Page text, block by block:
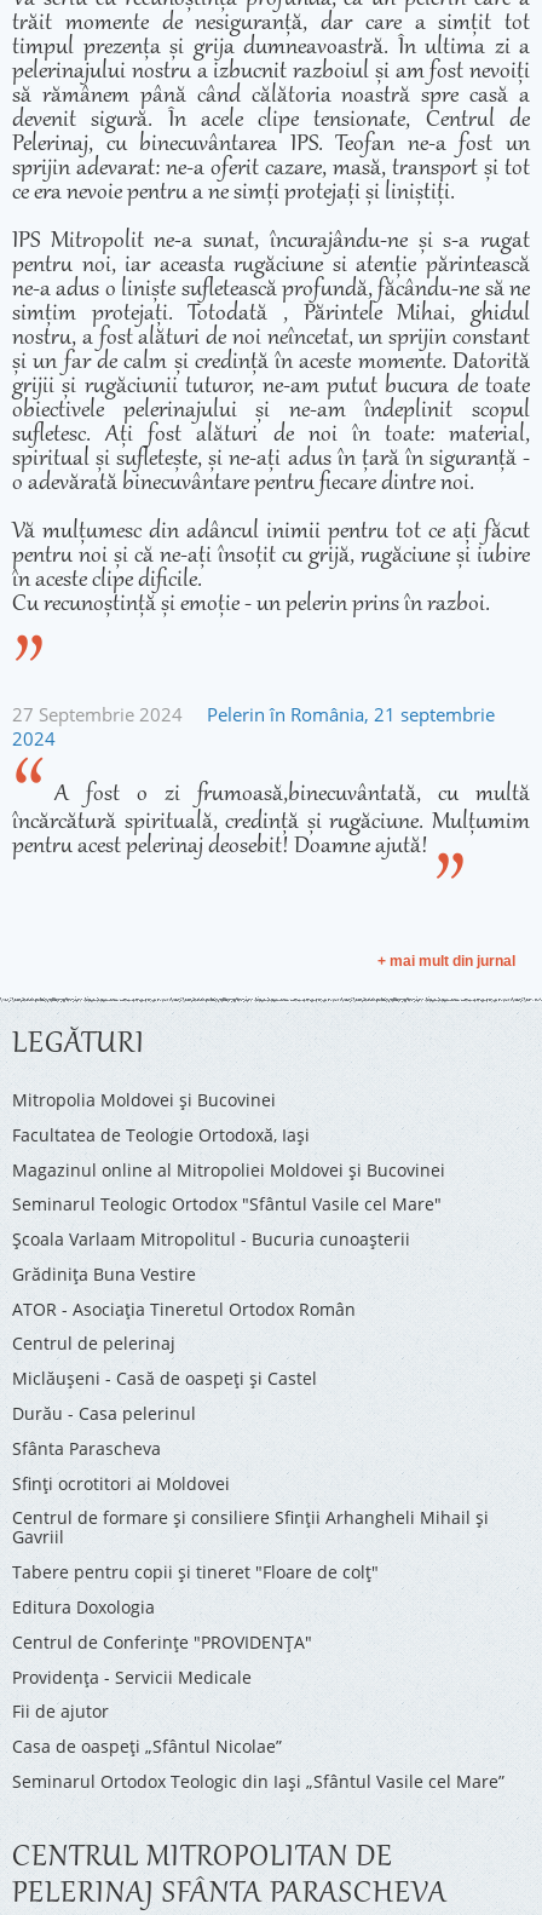
trăit momente de nesiguranță, dar care a simțit tot
timpul prezența și grija dumneavoastră. În ultima zi a
pelerinajului nostru a izbucnit razboiul și am fost nevoiți
să rămânem până când călătoria noastră spre casă a
devenit sigură. În acele clipe tensionate, Centrul de
Pelerinaj, cu binecuvântarea IPS. Teofan ne-a fost un
sprijin adevarat: ne-a oferit cazare, masă, transport și tot
ce era nevoie pentru a ne simți protejați și liniștiți.
IPS Mitropolit ne-a sunat, încurajându-ne și s-a rugat
pentru noi, iar aceasta rugăciune si atenție părintească
ne-a adus o liniște sufletească profundă, făcându-ne să ne
simțim protejați. Totodată , Părintele Mihai, ghidul
nostru, a fost alături de noi neîncetat, un sprijin constant
și un far de calm și credință în aceste momente. Datorită
grijii și rugăciunii tuturor, ne-am putut bucura de toate
obiectivele pelerinajului și ne-am îndeplinit scopul
sufletesc. Ați fost alături de noi în toate: material,
spiritual și sufletește, și ne-ați adus în țară în siguranță -
o adevărată binecuvântare pentru fiecare dintre noi.
Vă mulțumesc din adâncul inimii pentru tot ce ați făcut
pentru noi și că ne-ați însoțit cu grijă, rugăciune și iubire
în aceste clipe dificile.
Cu recunoștință și emoție - un pelerin prins în razboi.
27 Septembrie 2024
Pelerin în România, 21 septembrie
2024
A fost o zi frumoasă,binecuvântată, cu multă
încărcătură spirituală, credință și rugăciune. Mulțumim
pentru acest pelerinaj deosebit! Doamne ajută!
+ mai mult din jurnal
LEGĂTURI
Mitropolia Moldovei și Bucovinei
Facultatea de Teologie Ortodoxă, Iaşi
Magazinul online al Mitropoliei Moldovei și Bucovinei
Seminarul Teologic Ortodox "Sfântul Vasile cel Mare"
Şcoala Varlaam Mitropolitul - Bucuria cunoaşterii
Grădinița Buna Vestire
ATOR - Asociaţia Tineretul Ortodox Român
Centrul de pelerinaj
Miclăușeni - Casă de oaspeţi şi Castel
Durău - Casa pelerinul
Sfânta Parascheva
Sfinți ocrotitori ai Moldovei
Centrul de formare și consiliere Sfinții Arhangheli Mihail și
Gavriil
Tabere pentru copii şi tineret "Floare de colţ"
Editura Doxologia
Centrul de Conferinţe "PROVIDENŢA"
Providenţa - Servicii Medicale
Fii de ajutor
Casa de oaspeți „Sfântul Nicolae”
Seminarul Ortodox Teologic din Iași „Sfântul Vasile cel Mare”
CENTRUL MITROPOLITAN DE
PELERINAJ SFÂNTA PARASCHEVA